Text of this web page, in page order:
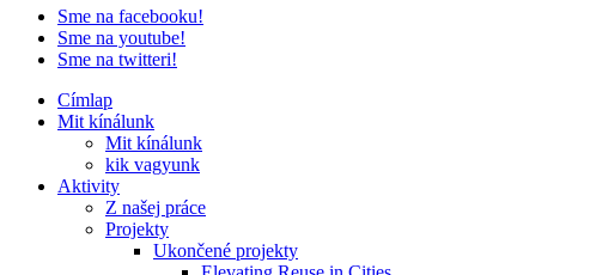
Sme na facebooku!
Sme na youtube!
Sme na twitteri!
Címlap
Mit kínálunk
Mit kínálunk
kik vagyunk
Aktivity
Z našej práce
Projekty
Ukončené projekty